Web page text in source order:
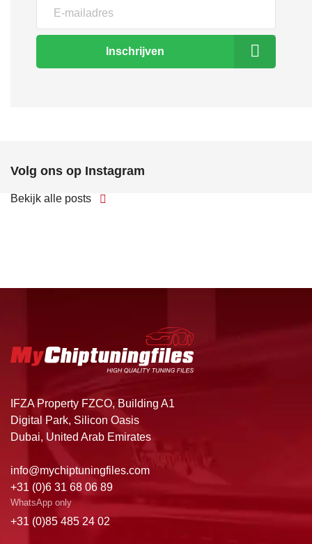
Inschrijven
Volg ons op Instagram
Bekijk alle posts
IFZA Property FZCO, Building A1
Digital Park, Silicon Oasis
Dubai, United Arab Emirates
info@mychiptuningfiles.com
+31 (0)6 31 68 06 89
WhatsApp only
+31 (0)85 485 24 02